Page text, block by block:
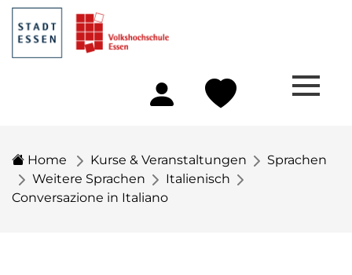
Home Kurse & Veranstaltungen
Sprachen
Weitere Sprachen
Italienisch
Conversazione in Italiano